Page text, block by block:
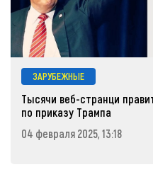
ЗАРУБЕЖНЫЕ
Тысячи веб-странци
по приказу Трампа
04 февраля 2025, 13:18